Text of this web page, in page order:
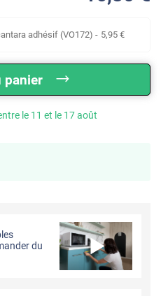
adhésif (VO172) - 5,95 €
panier
le 11 et le 17 août
du